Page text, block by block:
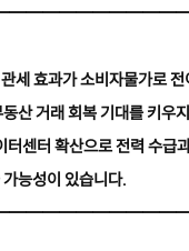
세 효과가 소비자물가로
산 거래 회복 기대를 키우
센터 확산으로 전력 수급
능성이 있습니다.